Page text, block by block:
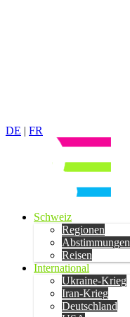
DE | FR
Schweiz
Regionen
Abstimmungen
Reisen
International
Ukraine-Krieg
Iran-Krieg
Deutschland